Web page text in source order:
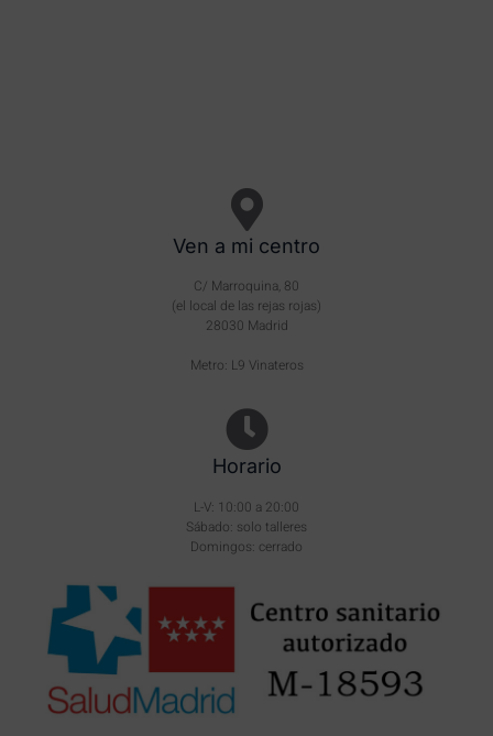
Ven a mi centro
C/ Marroquina, 80
(el local de las rejas rojas)
28030 Madrid
Metro: L9 Vinateros
Horario
L-V: 10:00 a 20:00
Sábado: solo talleres
Domingos: cerrado